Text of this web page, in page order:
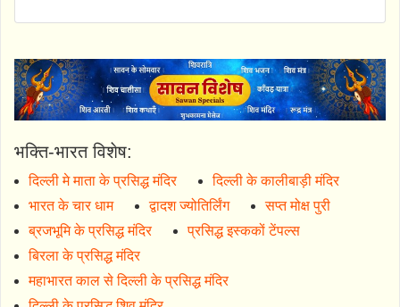
भक्ति-भारत विशेष:
दिल्ली मे माता के प्रसिद्ध मंदिर
दिल्ली के कालीबाड़ी मंदिर
भारत के चार धाम
द्वादश ज्योतिर्लिंग
सप्त मोक्ष पुरी
ब्रजभूमि के प्रसिद्ध मंदिर
प्रसिद्ध इस्ककों टेंपल्स
बिरला के प्रसिद्ध मंदिर
महाभारत काल से दिल्ली के प्रसिद्ध मंदिर